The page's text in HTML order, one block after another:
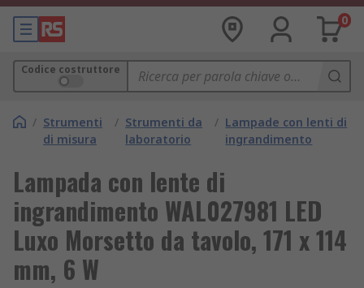
0
Codice costruttore
/ Strumenti
di misura
/ Strumenti da
laboratorio
/ Lampade con lenti di
ingrandimento
Lampada con lente di
ingrandimento WAL027981 LED
Luxo Morsetto da tavolo, 171 x 114
mm, 6 W